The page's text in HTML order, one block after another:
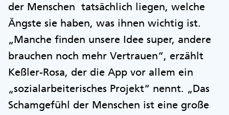
der Menschen tatsächlich liegen, welche
Ängste sie haben, was ihnen wichtig ist.
„Manche finden unsere Idee super, andere
brauchen noch mehr Vertrauen“, erzählt
Keßler-Rosa, der die App vor allem ein
„sozialarbeiterisches Projekt“ nennt. „Das
Schamgefühl der Menschen ist eine große